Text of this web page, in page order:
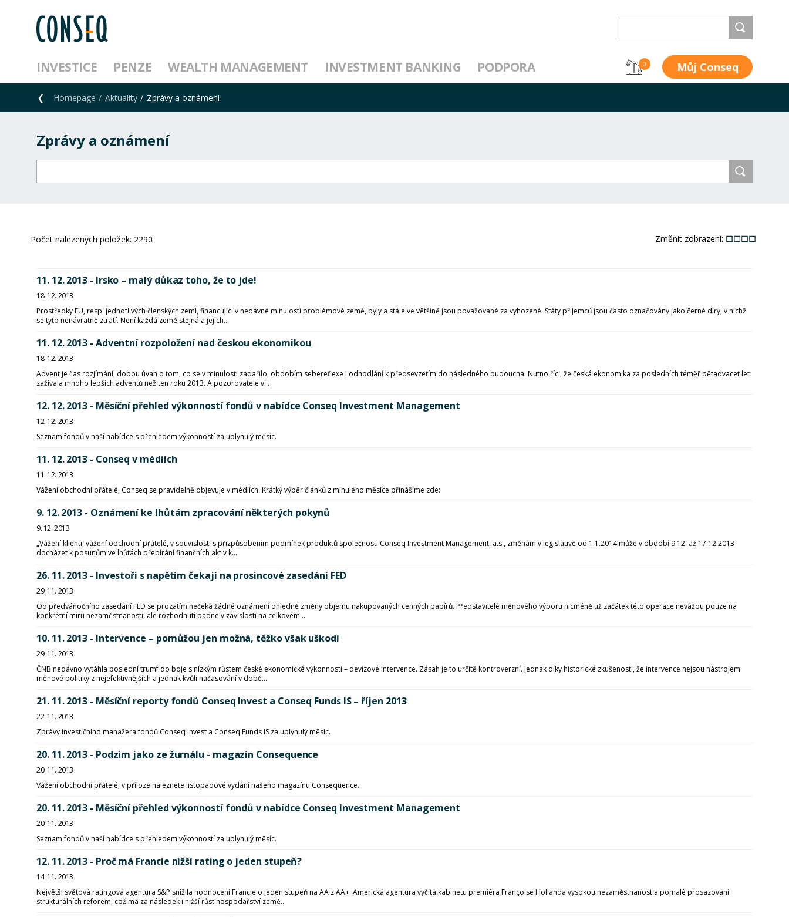
INVESTICE PENZE WEALTH MANAGEMENT INVESTMENT BANKING PODPORA 0 Můj Conseq
Homepage Aktuality Zprávy a oznámení
Zprávy a oznámení
Počet nalezených položek: 2290 Změnit zobrazení:
11. 12. 2013 - Irsko – malý důkaz toho, že to jde!
18. 12. 2013
Prostředky EU, resp. jednotlivých členských zemí, financující v nedávné minulosti problémové země, byly a stále ve většině jsou považované za vyhozené. Státy příjemců jsou často označovány jako černé díry, v nichž
se tyto nenávratně ztratí. Není každá země stejná a jejich...
11. 12. 2013 - Adventní rozpoložení nad českou ekonomikou
18. 12. 2013
Advent je čas rozjímání, dobou úvah o tom, co se v minulosti zadařilo, obdobím sebereflexe i odhodlání k předsevzetím do následného budoucna. Nutno říci, že česká ekonomika za posledních téměř pětadvacet let
zažívala mnoho lepších adventů než ten roku 2013. A pozorovatele v...
12. 12. 2013 - Měsíční přehled výkonností fondů v nabídce Conseq Investment Management
12. 12. 2013
Seznam fondů v naší nabídce s přehledem výkonností za uplynulý měsíc.
11. 12. 2013 - Conseq v médiích
11. 12. 2013
Vážení obchodní přátelé, Conseq se pravidelně objevuje v médiích. Krátký výběr článků z minulého měsíce přinášíme zde:
9. 12. 2013 - Oznámení ke lhůtám zpracování některých pokynů
9. 12. 2013
„Vážení klienti, vážení obchodní přátelé, v souvislosti s přizpůsobením podmínek produktů společnosti Conseq Investment Management, a.s., změnám v legislativě od 1.1.2014 může v období 9.12. až 17.12.2013
docházet k posunům ve lhůtách přebírání finančních aktiv k...
26. 11. 2013 - Investoři s napětím čekají na prosincové zasedání FED
29. 11. 2013
Od předvánočního zasedání FED se prozatím nečeká žádné oznámení ohledně změny objemu nakupovaných cenných papírů. Představitelé měnového výboru nicméně už začátek této operace nevážou pouze na
konkrétní míru nezaměstnanosti, ale rozhodnutí padne v závislosti na celkovém...
10. 11. 2013 - Intervence – pomůžou jen možná, těžko však uškodí
29. 11. 2013
ČNB nedávno vytáhla poslední trumf do boje s nízkým růstem české ekonomické výkonnosti – devizové intervence. Zásah je to určitě kontroverzní. Jednak díky historické zkušenosti, že intervence nejsou nástrojem
měnové politiky z nejefektivnějších a jednak kvůli načasování v době...
21. 11. 2013 - Měsíční reporty fondů Conseq Invest a Conseq Funds IS – říjen 2013
22. 11. 2013
Zprávy investičního manažera fondů Conseq Invest a Conseq Funds IS za uplynulý měsíc.
20. 11. 2013 - Podzim jako ze žurnálu - magazín Consequence
20. 11. 2013
Vážení obchodní přátelé, v příloze naleznete listopadové vydání našeho magazínu Consequence.
20. 11. 2013 - Měsíční přehled výkonností fondů v nabídce Conseq Investment Management
20. 11. 2013
Seznam fondů v naší nabídce s přehledem výkonností za uplynulý měsíc.
12. 11. 2013 - Proč má Francie nižší rating o jeden stupeň?
14. 11. 2013
Největší světová ratingová agentura S&P snížila hodnocení Francie o jeden stupeň na AA z AA+. Americká agentura vyčítá kabinetu premiéra Françoise Hollanda vysokou nezaměstnanost a pomalé prosazování
strukturálních reforem, což má za následek i nižší růst hospodářství země...